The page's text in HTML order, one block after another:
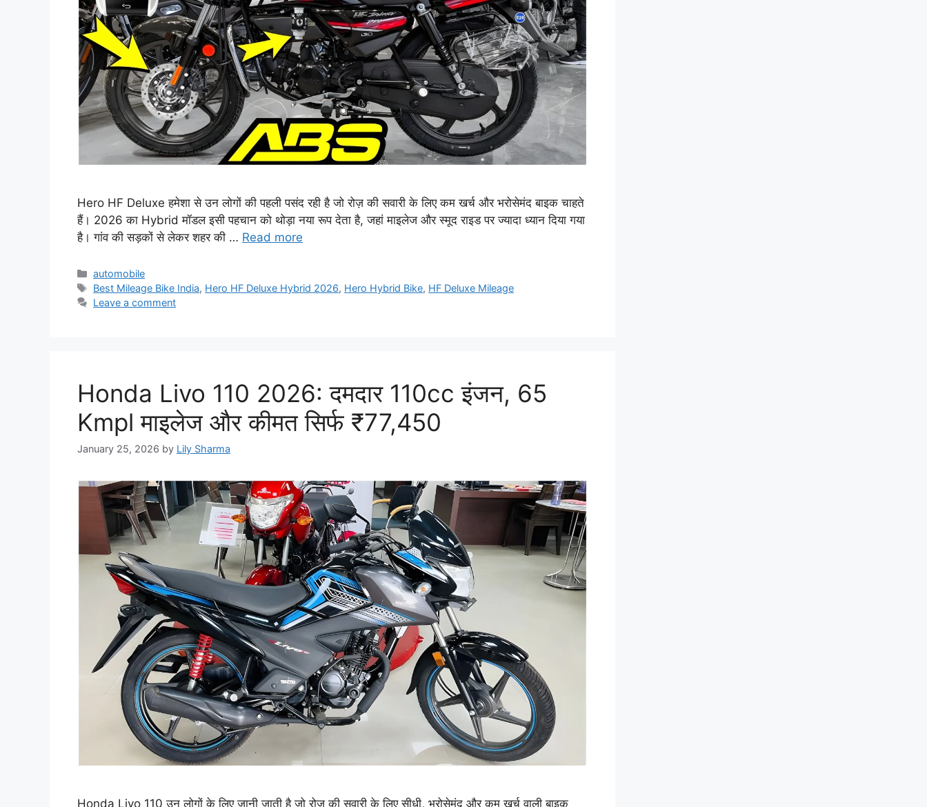
Hero HF Deluxe हमेशा से उन लोगों की पहली पसंद रही है जो रोज़ की सवारी के लिए कम खर्च और भरोसेमंद बाइक चाहते
हैं। 2026 का Hybrid मॉडल इसी पहचान को थोड़ा नया रूप देता है, जहां माइलेज और स्मूद राइड पर ज्यादा ध्यान दिया गया
है। गांव की सड़कों से लेकर शहर की … Read more
Categories
automobile
Tags
Best Mileage Bike India, Hero HF Deluxe Hybrid 2026, Hero Hybrid Bike, HF Deluxe Mileage
Leave a comment
Honda Livo 110 2026: दमदार 110cc इंजन, 65
Kmpl माइलेज और कीमत सिर्फ ₹77,450
January 25, 2026 by Lily Sharma
Honda Livo 110 उन लोगों के लिए जानी जाती है जो रोज़ की सवारी के लिए सीधी, भरोसेमंद और कम खर्च वाली बाइक